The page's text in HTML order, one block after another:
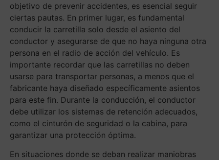
objetivo de prevenir accidentes, es esencial seguir
ciertas pautas. En primer lugar, es fundamental
conducir la carretilla solo desde el asiento del
conductor y asegurarse de que no haya ninguna otra
persona en el radio de acción del vehículo. Es
importante recordar que las carretillas no deben
usarse para transportar personas, a menos que el
fabricante haya diseñado específicamente asientos
para este fin. Durante la conducción, el conductor
debe utilizar los sistemas de retención adecuados,
como el cinturón de seguridad o la cabina, para
garantizar una protección óptima.
En situaciones donde se deban realizar maniobras